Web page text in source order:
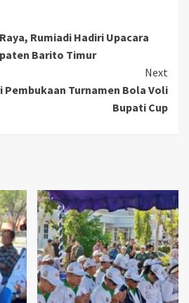
Rumiadi Hadiri Upacara
Barito Timur
Next
Pembukaan Turnamen Bola Voli
Bupati Cup